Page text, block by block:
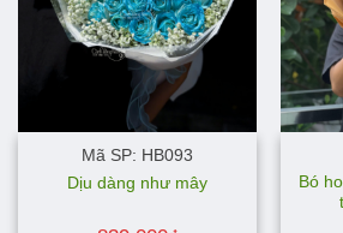
Mã SP: HB093
Dịu dàng như mây
Bó